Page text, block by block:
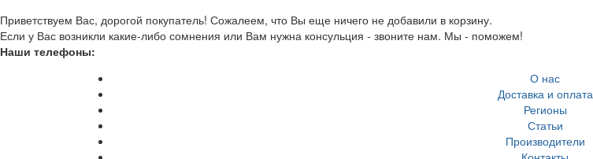
Приветствуем Вас, дорогой покупатель! Сожалеем, что Вы еще ничего не добавили в корзину.
Если у Вас возникли какие-либо сомнения или Вам нужна консульция - звоните нам. Мы - поможем!
Наши телефоны:
О нас
Доставка и оплата
Регионы
Статьи
Производители